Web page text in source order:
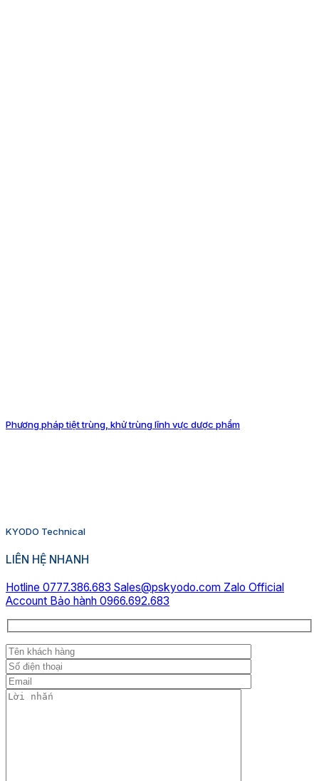
Phương pháp tiệt trùng, khử trùng lĩnh vực dược phẩm
KYODO Technical
LIÊN HỆ NHANH
Hotline 0777.386.683 Sales@pskyodo.com Zalo Official
Account Bảo hành 0966.692.683